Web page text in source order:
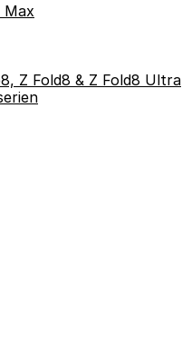
Max
Z Fold8 & Z Fold8 Ultra